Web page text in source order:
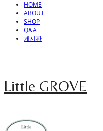
HOME
ABOUT
SHOP
Q&A
게시판
Little GROVE